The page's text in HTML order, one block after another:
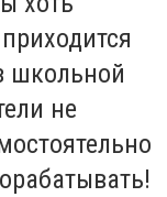
школьной
не